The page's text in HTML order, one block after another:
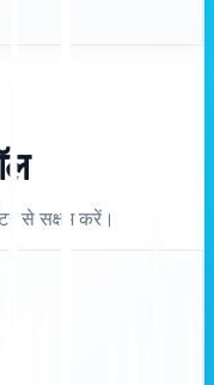
से सक्षम करें।